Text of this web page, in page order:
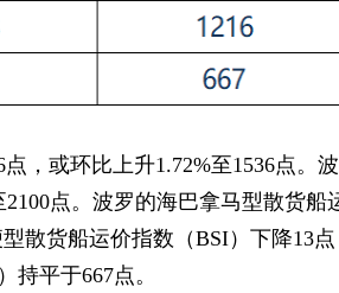
，或环比上升1.72%至1536点。
点。波罗的海巴拿马型散货船
散货船运价指数（BSI）下降13
持平于667点。